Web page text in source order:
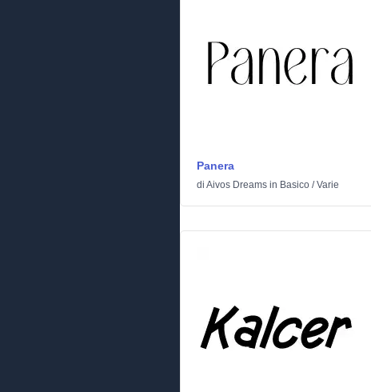
Panera
di Aivos Dreams in Basico /Varie